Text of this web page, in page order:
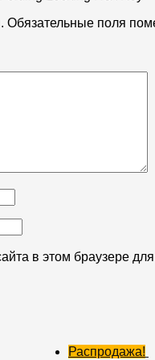
Обязательные поля
в этом браузере
Распродажа!